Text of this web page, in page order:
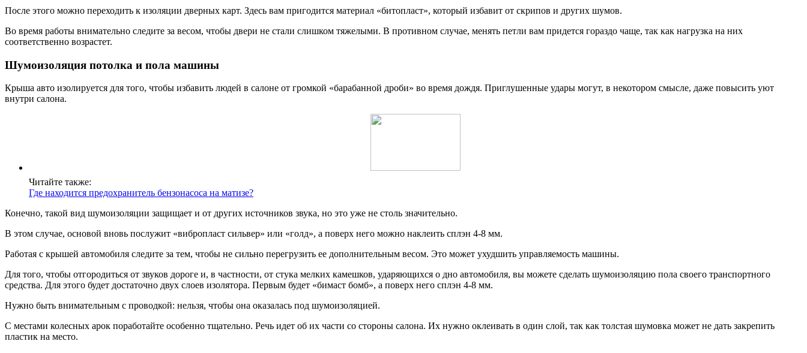
После этого можно переходить к изоляции дверных карт. Здесь вам пригодится материал «битопласт», который избавит от скрипов и других шумов.
Во время работы внимательно следите за весом, чтобы двери не стали слишком тяжелыми. В противном случае, менять петли вам придется гораздо чаще, так как нагрузка на них
соответственно возрастет.
Шумоизоляция потолка и пола машины
Крыша авто изолируется для того, чтобы избавить людей в салоне от громкой «барабанной дроби» во время дождя. Приглушенные удары могут, в некотором смысле, даже повысить уют
внутри салона.
Читайте также:
Где находится предохранитель бензонасоса на матизе?
Конечно, такой вид шумоизоляции защищает и от других источников звука, но это уже не столь значительно.
В этом случае, основой вновь послужит «вибропласт сильвер» или «голд», а поверх него можно наклеить сплэн 4-8 мм.
Работая с крышей автомобиля следите за тем, чтобы не сильно перегрузить ее дополнительным весом. Это может ухудшить управляемость машины.
Для того, чтобы отгородиться от звуков дороге и, в частности, от стука мелких камешков, ударяющихся о дно автомобиля, вы можете сделать шумоизоляцию пола своего транспортного
средства. Для этого будет достаточно двух слоев изолятора. Первым будет «бимаст бомб», а поверх него сплэн 4-8 мм.
Нужно быть внимательным с проводкой: нельзя, чтобы она оказалась под шумоизоляцией.
С местами колесных арок поработайте особенно тщательно. Речь идет об их части со стороны салона. Их нужно оклеивать в один слой, так как толстая шумовка может не дать закрепить
пластик на место.